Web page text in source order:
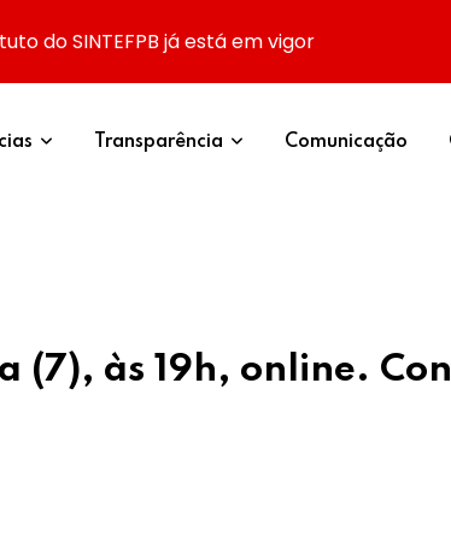
Transparência Comunicação
(7), às 19h, online.
do SINTEFPB já está em vigor